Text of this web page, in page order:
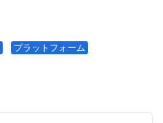
プラットフォーム